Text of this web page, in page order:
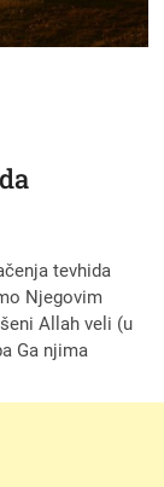
tevhida
Njegovim
Allah veli (u
Ga njima